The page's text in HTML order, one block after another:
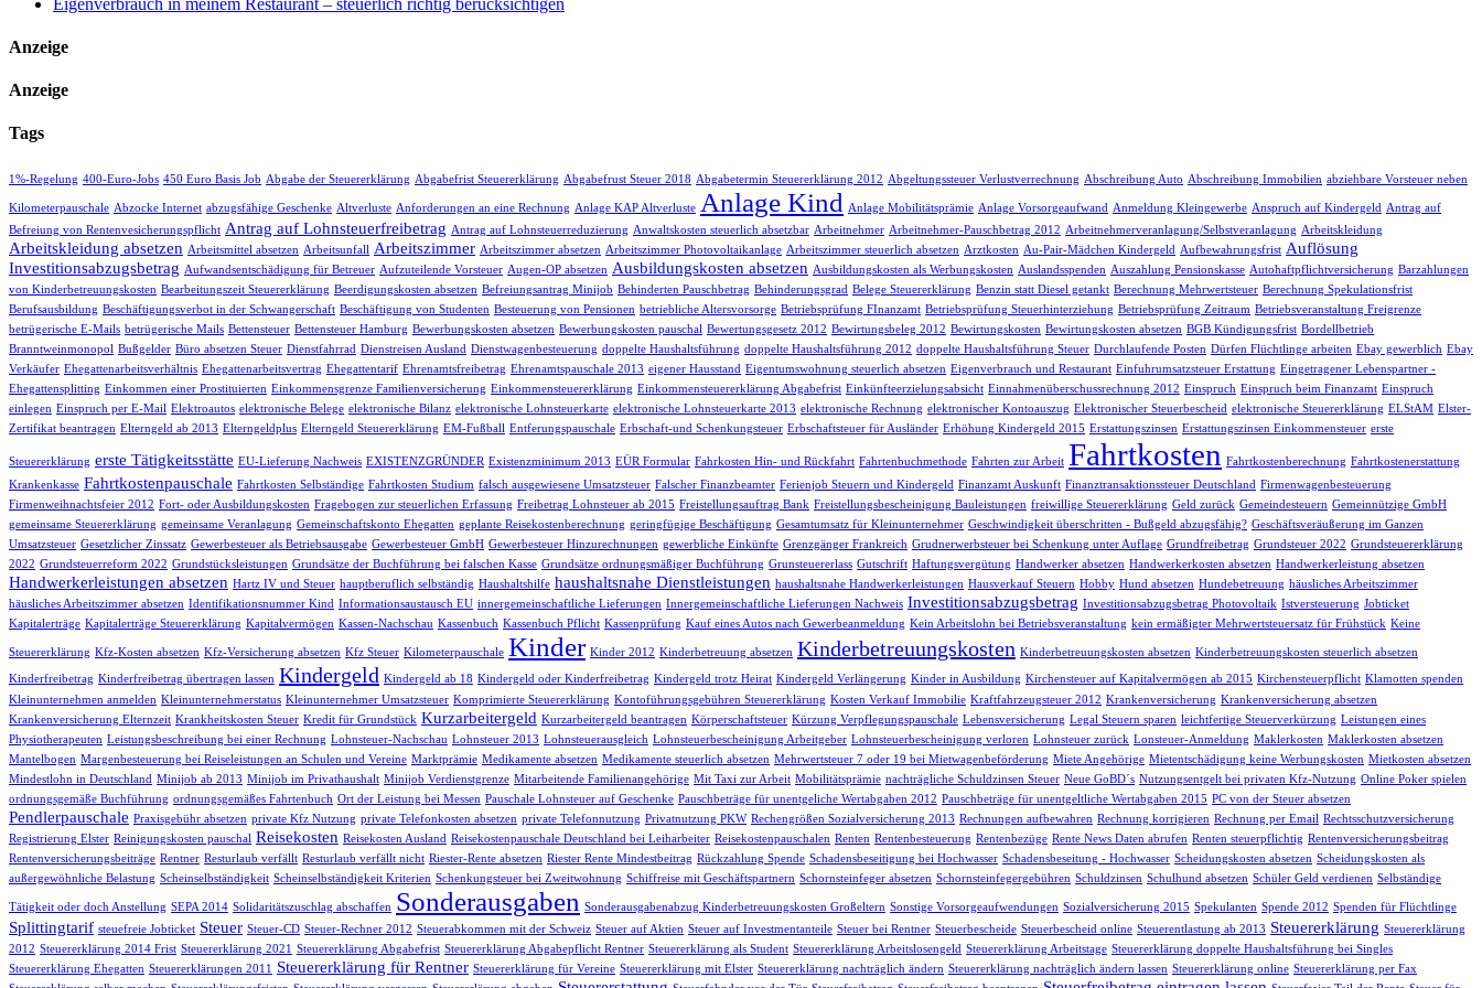
Anzeige
Anzeige
Tags
1%-Regelung 400-Euro-Jobs 450 Euro Basis Job Abgabe der Steuererklärung Abgabefrist Steuererklärung Abgabefrust Steuer 2018 Abgabetermin Steuererklärung 2012 Abgeltungssteuer Verlustverrechnung Abschreibung Auto Abschreibung Immobilien abziehbare Vorsteuer neben
Kilometerpauschale Abzocke Internet abzugsfähige Geschenke Altverluste Anforderungen an eine Rechnung Anlage KAP Altverluste Anlage Kind Anlage Mobilitätsprämie Anlage Vorsorgeaufwand Anmeldung Kleingewerbe Anspruch auf Kindergeld
Antrag auf
Befreiung von Rentenvesicherungspflicht Antrag auf Lohnsteuerfreibetrag Antrag auf Lohnsteuerreduzierung Anwaltskosten steuerlich absetzbar Arbeitnehmer Arbeitnehmer-Pauschbetrag 2012 Arbeitnehmerveranlagung/Selbstveranlagung Arbeitskleidung
Arbeitskleidung absetzen Arbeitsmittel absetzen Arbeitsunfall Arbeitszimmer Arbeitszimmer absetzen Arbeitszimmer Photovoltaikanlage Arbeitszimmer steuerlich absetzen Arztkosten Au-Pair-Mädchen Kindergeld Aufbewahrungsfrist Auflösung
Investitionsabzugsbetrag Aufwandsentschädigung für Betreuer Aufzuteilende Vorsteuer Augen-OP absetzen Ausbildungskosten absetzen Ausbildungskosten als Werbungskosten Auslandsspenden Auszahlung Pensionskasse Autohaftpflichtversicherung Barzahlungen
von Kinderbetreuungskosten Bearbeitungszeit Steuererklärung Beerdigungskosten absetzen Befreiungsantrag Minijob Behinderten Pauschbetrag Behinderungsgrad Belege Steuererklärung Benzin statt Diesel getankt Berechnung Mehrwertsteuer Berechnung Spekulationsfrist
Berufsausbildung Beschäftigungsverbot in der Schwangerschaft Beschäftigung von Studenten Besteuerung von Pensionen betriebliche Altersvorsorge Betriebsprüfung FInanzamt Betriebsprüfung Steuerhinterziehung Betriebsprüfung Zeitraum Betriebsveranstaltung Freigrenze
betrügerische E-Mails betrügerische Mails Bettensteuer Bettensteuer Hamburg Bewerbungskosten absetzen Bewerbungskosten pauschal Bewertungsgesetz 2012 Bewirtungsbeleg 2012 Bewirtungskosten Bewirtungskosten absetzen BGB Kündigungsfrist Bordellbetrieb
Branntweinmonopol Bußgelder Büro absetzen Steuer Dienstfahrrad Dienstreisen Ausland Dienstwagenbesteuerung doppelte Haushaltsführung doppelte Haushaltsführung 2012 doppelte Haushaltsführung Steuer Durchlaufende Posten Dürfen Flüchtlinge arbeiten Ebay gewerblich Ebay
Verkäufer Ehegattenarbeitsverhältnis Ehegattenarbeitsvertrag Ehegattentarif Ehrenamtsfreibetrag Ehrenamtspauschale 2013 eigener Hausstand Eigentumswohnung steuerlich absetzen Eigenverbrauch und Restaurant Einfuhrumsatzsteuer Erstattung Eingetragener Lebenspartner -
Ehegattensplitting Einkommen einer Prostituierten Einkommensgrenze Familienversicherung Einkommensteuererklärung Einkommensteuererklärung Abgabefrist Einkünfteerzielungsabsicht Einnahmenüberschussrechnung 2012 Einspruch Einspruch beim Finanzamt Einspruch
einlegen Einspruch per E-Mail Elektroautos elektronische Belege elektronische Bilanz elektronische Lohnsteuerkarte elektronische Lohnsteuerkarte 2013 elektronische Rechnung elektronischer Kontoauszug Elektronischer Steuerbescheid elektronische Steuererklärung ELStAM Elster-
Zertifikat beantragen Elterngeld ab 2013 Elterngeldplus Elterngeld Steuererklärung EM-Fußball Entferungspauschale Erbschaft-und Schenkungsteuer Erbschaftsteuer für Ausländer Erhöhung Kindergeld 2015 Erstattungszinsen Erstattungszinsen Einkommensteuer erste
Steuererklärung erste Tätigkeitsstätte EU-Lieferung Nachweis EXISTENZGRÜNDER Existenzminimum 2013 EÜR Formular Fahrkosten Hin- und Rückfahrt Fahrtenbuchmethode Fahrten zur Arbeit Fahrtkosten Fahrtkostenberechnung Fahrtkostenerstattung
Krankenkasse Fahrtkostenpauschale Fahrtkosten Selbständige Fahrtkosten Studium falsch ausgewiesene Umsatzsteuer Falscher Finanzbeamter Ferienjob Steuern und Kindergeld Finanzamt Auskunft Finanztransaktionssteuer Deutschland Firmenwagenbesteuerung
Firmenweihnachtsfeier 2012 Fort- oder Ausbildungskosten Fragebogen zur steuerlichen Erfassung Freibetrag Lohnsteuer ab 2015 Freistellungsauftrag Bank Freistellungsbescheinigung Bauleistungen freiwillige Steuererklärung Geld zurück Gemeindesteuern Gemeinnützige GmbH
gemeinsame Steuererklärung gemeinsame Veranlagung Gemeinschaftskonto Ehegatten geplante Reisekostenberechnung geringfügige Beschäftigung Gesamtumsatz für Kleinunternehmer Geschwindigkeit überschritten - Bußgeld abzugsfähig? Geschäftsveräußerung im Ganzen
Umsatzsteuer Gesetzlicher Zinssatz Gewerbesteuer als Betriebsausgabe Gewerbesteuer GmbH Gewerbesteuer Hinzurechnungen gewerbliche Einkünfte Grenzgänger Frankreich Grudnerwerbsteuer bei Schenkung unter Auflage Grundfreibetrag Grundsteuer 2022 Grundsteuererklärung
2022 Grundsteuerreform 2022 Grundstücksleistungen Grundsätze der Buchführung bei falschen Kasse Grundsätze ordnungsmäßiger Buchführung Grunsteuererlass Gutschrift Haftungsvergütung Handwerker absetzen Handwerkerkosten absetzen Handwerkerleistung absetzen
Handwerkerleistungen absetzen Hartz IV und Steuer hauptberuflich selbständig Haushaltshilfe haushaltsnahe Dienstleistungen haushaltsnahe Handwerkerleistungen Hausverkauf Steuern Hobby Hund absetzen Hundebetreuung häusliches Arbeitszimmer
häusliches Arbeitszimmer absetzen Identifikationsnummer Kind Informationsaustausch EU innergemeinschaftliche Lieferungen Innergemeinschaftliche Lieferungen Nachweis Investitionsabzugsbetrag Investitionsabzugsbetrag Photovoltaik Istversteuerung Jobticket
Kapitalerträge Kapitalerträge Steuererklärung Kapitalvermögen Kassen-Nachschau Kassenbuch Kassenbuch Pflicht Kassenprüfung Kauf eines Autos nach Gewerbeanmeldung Kein Arbeitslohn bei Betriebsveranstaltung kein ermäßigter Mehrwertsteuersatz für Frühstück Keine
Steuererklärung Kfz-Kosten absetzen Kfz-Versicherung absetzen Kfz Steuer Kilometerpauschale Kinder Kinder 2012 Kinderbetreuung absetzen Kinderbetreuungskosten Kinderbetreuungskosten absetzen Kinderbetreuungskosten steuerlich absetzen
Kinderfreibetrag Kinderfreibetrag übertragen lassen Kindergeld Kindergeld ab 18 Kindergeld oder Kinderfreibetrag Kindergeld trotz Heirat Kindergeld Verlängerung Kinder in Ausbildung Kirchensteuer auf Kapitalvermögen ab 2015 Kirchensteuerpflicht Klamotten spenden
Kleinunternehmen anmelden Kleinunternehmerstatus Kleinunternehmer Umsatzsteuer Komprimierte Steuererklärung Kontoführungsgebühren Steuererklärung Kosten Verkauf Immobilie Kraftfahrzeugsteuer 2012 Krankenversicherung Krankenversicherung absetzen
Krankenversicherung Elternzeit Krankheitskosten Steuer Kredit für Grundstück Kurzarbeitergeld Kurzarbeitergeld beantragen Körperschaftsteuer Kürzung Verpflegungspauschale Lebensversicherung Legal Steuern sparen leichtfertige Steuerverkürzung Leistungen eines
Physiotherapeuten Leistungsbeschreibung bei einer Rechnung Lohnsteuer-Nachschau Lohnsteuer 2013 Lohnsteuerausgleich Lohnsteuerbescheinigung Arbeitgeber Lohnsteuerbescheinigung verloren Lohnsteuer zurück Lonsteuer-Anmeldung Maklerkosten Maklerkosten absetzen
Mantelbogen Margenbesteuerung bei Reiseleistungen an Schulen und Vereine Marktprämie Medikamente absetzen Medikamente steuerlich absetzen Mehrwertsteuer 7 oder 19 bei Mietwagenbeförderung Miete Angehörige Mietentschädigung keine Werbungskosten Mietkosten absetzen
Mindestlohn in Deutschland Minijob ab 2013 Minijob im Privathaushalt Minijob Verdienstgrenze Mitarbeitende Familienangehörige Mit Taxi zur Arbeit Mobilitätsprämie nachträgliche Schuldzinsen Steuer Neue GoBD´s Nutzungsentgelt bei privaten Kfz-Nutzung Online Poker spielen
ordnungsgemäße Buchführung ordnungsgemäßes Fahrtenbuch Ort der Leistung bei Messen Pauschale Lohnsteuer auf Geschenke Pauschbeträge für unentgeliche Wertabgaben 2012 Pauschbeträge für unentgeltliche Wertabgaben 2015 PC von der Steuer absetzen
Pendlerpauschale Praxisgebühr absetzen private Kfz Nutzung private Telefonkosten absetzen private Telefonnutzung Privatnutzung PKW Rechengrößen Sozialversicherung 2013 Rechnungen aufbewahren Rechnung korrigieren Rechnung per Email Rechtsschutzversicherung
Registrierung Elster Reinigungskosten pauschal Reisekosten Reisekosten Ausland Reisekostenpauschale Deutschland bei Leiharbeiter Reisekostenpauschalen Renten Rentenbesteuerung Rentenbezüge Rente News Daten abrufen Renten steuerpflichtig Rentenversicherungsbeitrag
Rentenversicherungsbeiträge Rentner Resturlaub verfällt Resturlaub verfällt nicht Riester-Rente absetzen Riester Rente Mindestbeitrag Rückzahlung Spende Schadensbeseitigung bei Hochwasser Schadensbeseitung - Hochwasser Scheidungskosten absetzen Scheidungskosten als
außergewöhnliche Belastung Scheinselbständigkeit Scheinselbständigkeit Kriterien Schenkungsteuer bei Zweitwohnung Schiffreise mit Geschäftspartnern Schornsteinfeger absetzen Schornsteinfegergebühren Schuldzinsen Schulhund absetzen Schüler Geld verdienen Selbständige
Tätigkeit oder doch Anstellung SEPA 2014 Solidaritätszuschlag abschaffen Sonderausgaben Sonderausgabenabzug Kinderbetreuungskosten Großeltern Sonstige Vorsorgeaufwendungen Sozialversicherung 2015 Spekulanten Spende 2012 Spenden für Flüchtlinge
Splittingtarif steuefreie Jobticket Steuer Steuer-CD Steuer-Rechner 2012 Steuerabkommen mit der Schweiz Steuer auf Aktien Steuer auf Investmentanteile Steuer bei Rentner Steuerbescheide Steuerbescheid online Steuerentlastung ab 2013 Steuererklärung Steuererklärung
2012 Steuererklärung 2014 Frist Steuererklärung 2021 Steuererklärung Abgabefrist Steuererklärung Abgabepflicht Rentner Steuererklärung als Student Steuererklärung Arbeitslosengeld Steuererklärung Arbeitstage Steuererklärung doppelte Haushaltsführung bei Singles
Steuererklärung Ehegatten Steuererklärungen 2011 Steuererklärung für Rentner Steuererklärung für Vereine Steuererklärung mit Elster Steuererklärung nachträglich ändern Steuererklärung nachträglich ändern lassen Steuererklärung online Steuererklärung per Fax